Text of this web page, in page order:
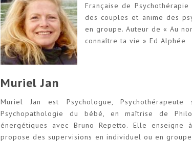
Française de
des couples et anime des
en groupe. Auteur de « Au
connaître ta vie » Ed Alphée
Muriel Jan
Muriel Jan est Psychologue,
Psychopathologie du bébé, en maîtrise de
énergétiques avec Bruno Repetto. Elle enseigne
propose des supervisions en individuel ou en